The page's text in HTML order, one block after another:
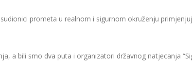
prometa u realnom i sigurnom okruženju
a bili smo dva puta i organizatori državnog natjecanja